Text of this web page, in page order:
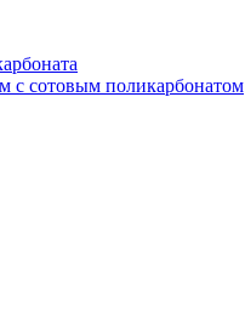
с сотовым поликарбонатом